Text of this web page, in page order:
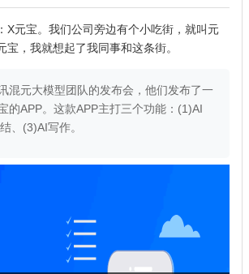
X元宝。我们公司旁边有个小吃街，就叫元
宝，我就想起了我同事和这条街。
混元大模型团队的发布会，他们发布了一
的APP。这款APP主打三个功能：(1)AI
、(3)AI写作。